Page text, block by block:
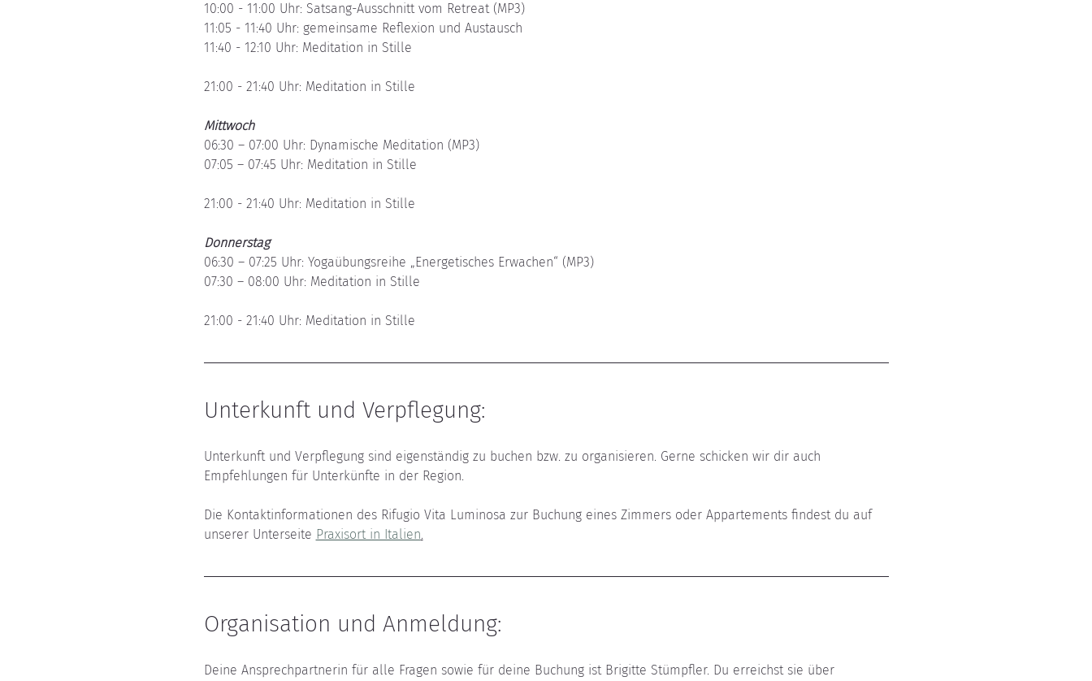
10:00 - 11:00 Uhr: Satsang-Ausschnitt vom Retreat (MP3)
11:05 - 11:40 Uhr: gemeinsame Reflexion und Austausch
11:40 - 12:10 Uhr: Meditation in Stille
21:00 - 21:40 Uhr: Meditation in Stille
Mittwoch
06:30 – 07:00 Uhr: Dynamische Meditation (MP3)
07:05 – 07:45 Uhr: Meditation in Stille
21:00 - 21:40 Uhr: Meditation in Stille
Donnerstag
06:30 – 07:25 Uhr: Yogaübungsreihe „Energetisches Erwachen“ (MP3)
07:30 – 08:00 Uhr: Meditation in Stille
21:00 - 21:40 Uhr: Meditation in Stille
Unterkunft und Verpflegung:
Unterkunft und Verpflegung sind eigenständig zu buchen bzw. zu organisieren. Gerne schicken wir dir auch
Empfehlungen für Unterkünfte in der Region.
Die Kontaktinformationen des Rifugio Vita Luminosa zur Buchung eines Zimmers oder Appartements findest du auf
unserer Unterseite Praxisort in Italien.
Organisation und Anmeldung:
Deine Ansprechpartnerin für alle Fragen sowie für deine Buchung ist Brigitte Stümpfler. Du erreichst sie über